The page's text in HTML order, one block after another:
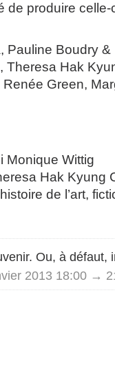
de produire
Pauline Boudry
Theresa Hak
Green,
Monique Wittig
Hak Kyung
de l’art,
Ou, à défaut,
2013 18:00 →